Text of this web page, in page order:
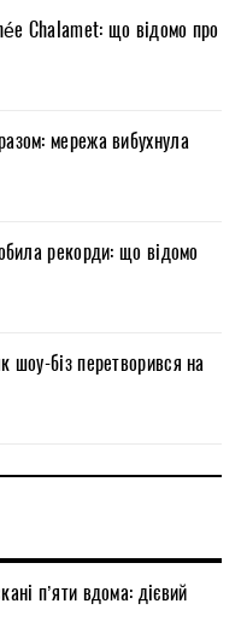
Chalamet: що відомо про
мережа вибухнула
рекорди: що відомо
шоу-біз перетворився на
п’яти вдома: дієвий